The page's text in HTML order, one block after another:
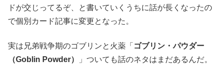
ドが交じってるぞ、と書いていくうちに話が長くなったの
で個別カード記事に変更となった。
実は兄弟戦争期のゴブリンと火薬「 ゴブリン・パウダー
（Goblin Powder）
」ついても話のネタはまだあるんだ。